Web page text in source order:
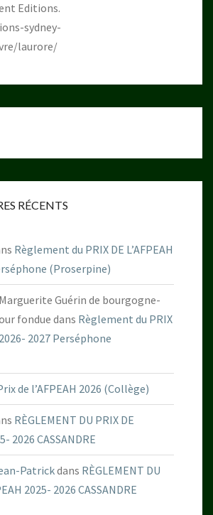
Editions.
sydney-
laurore/
RÉCENTS
Règlement du PRIX DE L’AFPEAH
(Proserpine)
Guérin de bourgogne-
fonduedans Règlement du PRIX
2026- 2027 Perséphone
de l’AFPEAH 2026 (Collège)
RÈGLEMENT DU PRIX DE
2026 CASSANDRE
Patrickdans RÈGLEMENT DU
2025- 2026 CASSANDRE